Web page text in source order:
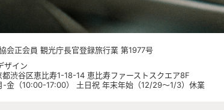
会正会員 観光庁長官登録旅行業 第1977号
ザイン
渋谷区恵比寿1-18-14 恵比寿ファーストスクエア8F
金（10:00-17:00） 土日祝 年末年始（12/29～1/3）休業